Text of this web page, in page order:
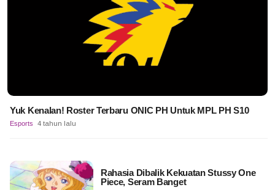
Yuk Kenalan! Roster Terbaru ONIC PH Untuk MPL PH S10
Esports 4 tahun lalu
Rahasia Dibalik Kekuatan Stussy One
Piece, Seram Banget